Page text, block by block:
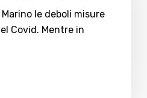
le deboli misure
Covid. Mentre in